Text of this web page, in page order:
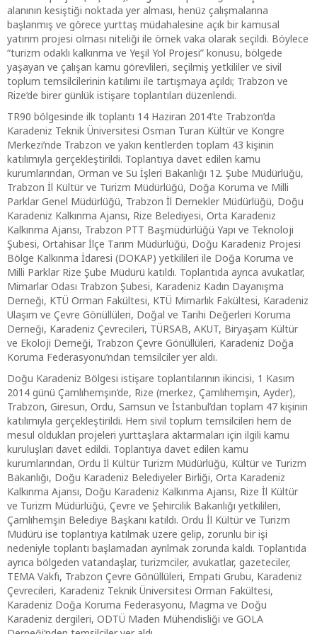
alanının kesiştiği noktada yer alması, henüz çalışmalarına
başlanmış ve görece yurttaş müdahalesine açık bir kamusal
yatırım projesi olması niteliği ile örnek vaka olarak seçildi. Böylece
“turizm odaklı kalkınma ve Yeşil Yol Projesi” konusu, bölgede
yaşayan ve çalışan kamu görevlileri, seçilmiş yetkililer ve sivil
toplum temsilcilerinin katılımı ile tartışmaya açıldı; Trabzon ve
Rize’de birer günlük istişare toplantıları düzenlendi.
TR90 bölgesinde ilk toplantı 14 Haziran 2014’te Trabzon’da
Karadeniz Teknik Üniversitesi Osman Turan Kültür ve Kongre
Merkezi’nde Trabzon ve yakın kentlerden toplam 43 kişinin
katılımıyla gerçekleştirildi. Toplantıya davet edilen kamu
kurumlarından, Orman ve Su İşleri Bakanlığı 12. Şube Müdürlüğü,
Trabzon İl Kültür ve Turizm Müdürlüğü, Doğa Koruma ve Milli
Parklar Genel Müdürlüğü, Trabzon İl Dernekler Müdürlüğü, Doğu
Karadeniz Kalkınma Ajansı, Rize Belediyesi, Orta Karadeniz
Kalkınma Ajansı, Trabzon PTT Başmüdürlüğü Yapı ve Teknoloji
Şubesi, Ortahisar İlçe Tarım Müdürlüğü, Doğu Karadeniz Projesi
Bölge Kalkınma İdaresi (DOKAP) yetkilileri ile Doğa Koruma ve
Milli Parklar Rize Şube Müdürü katıldı. Toplantıda ayrıca avukatlar,
Mimarlar Odası Trabzon Şubesi, Karadeniz Kadın Dayanışma
Derneği, KTÜ Orman Fakültesi, KTÜ Mimarlık Fakültesi, Karadeniz
Ulaşım ve Çevre Gönüllüleri, Doğal ve Tarihi Değerleri Koruma
Derneği, Karadeniz Çevrecileri, TÜRSAB, AKUT, Biryaşam Kültür
ve Ekoloji Derneği, Trabzon Çevre Gönüllüleri, Karadeniz Doğa
Koruma Federasyonu’ndan temsilciler yer aldı.
Doğu Karadeniz Bölgesi istişare toplantılarının ikincisi, 1 Kasım
2014 günü Çamlıhemşin’de, Rize (merkez, Çamlıhemşin, Ayder),
Trabzon, Giresun, Ordu, Samsun ve İstanbul’dan toplam 47 kişinin
katılımıyla gerçekleştirildi. Hem sivil toplum temsilcileri hem de
mesul oldukları projeleri yurttaşlara aktarmaları için ilgili kamu
kuruluşları davet edildi. Toplantıya davet edilen kamu
kurumlarından, Ordu İl Kültür Turizm Müdürlüğü, Kültür ve Turizm
Bakanlığı, Doğu Karadeniz Belediyeler Birliği, Orta Karadeniz
Kalkınma Ajansı, Doğu Karadeniz Kalkınma Ajansı, Rize İl Kültür
ve Turizm Müdürlüğü, Çevre ve Şehircilik Bakanlığı yetkilileri,
Çamlıhemşin Belediye Başkanı katıldı. Ordu İl Kültür ve Turizm
Müdürü ise toplantıya katılmak üzere gelip, zorunlu bir işi
nedeniyle toplantı başlamadan ayrılmak zorunda kaldı. Toplantıda
ayrıca bölgeden vatandaşlar, turizmciler, avukatlar, gazeteciler,
TEMA Vakfı, Trabzon Çevre Gönüllüleri, Empati Grubu, Karadeniz
Çevrecileri, Karadeniz Teknik Üniversitesi Orman Fakültesi,
Karadeniz Doğa Koruma Federasyonu, Magma ve Doğu
Karadeniz dergileri, ODTÜ Maden Mühendisliği ve GOLA